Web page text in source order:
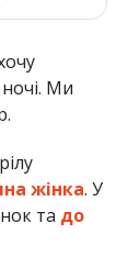
Ми
жінка. У
та до